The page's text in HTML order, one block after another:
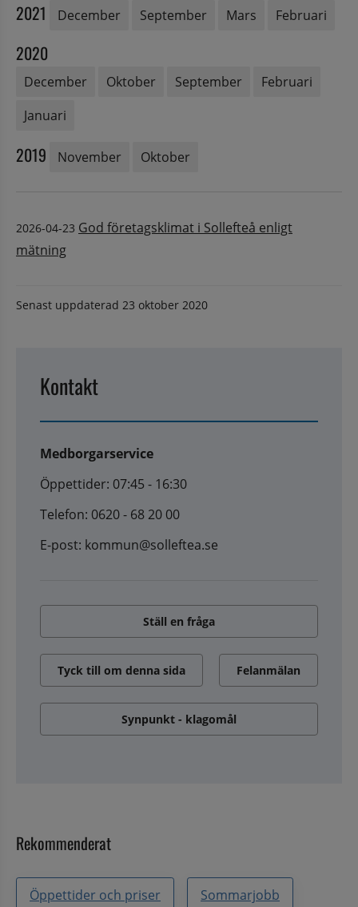
2021 December September Mars Februari
2020
December Oktober September
Februari
Januari
2019 November Oktober
2026-04-23 God företagsklimat i Sollefteå enligt
mätning
Senast uppdaterad 23 oktober 2020
Kontakt
Medborgarservice
Öppettider: 07:45 - 16:30
Telefon: 0620 - 68 20 00
E-post: kommun@solleftea.se
Ställ en fråga
Tyck till om denna sida Felanmälan
Synpunkt - klagomål
Rekommenderat
Öppettider och priser Sommarjobb